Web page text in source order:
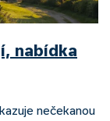
nabídka
nečekanou